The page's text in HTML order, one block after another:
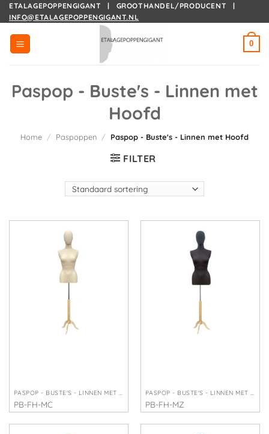
Ga
naar
inhoud
ETALAGEPOPPENGIGANT | GROOTHANDEL/PRODUCENT |
INFO@ETALAGEPOPPENGIGANT.NL
0
Paspop - Buste's - Linnen met
Hoofd
Home / Paspoppen / Paspop - Buste's - Linnen met Hoofd
FILTER
PASPOP - BUSTE'S - LINNEN MET HOOFD
PB-FH-MC
€245,00
PASPOP - BUSTE'S - LINNEN MET HOOFD
PB-FH-MZ
€245,00